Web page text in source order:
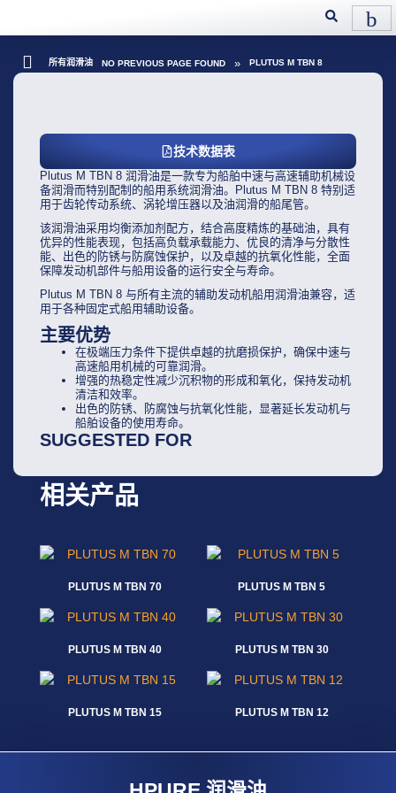
所有润滑油 NO PREVIOUS PAGE FOUND » PLUTUS M TBN 8
技术数据表
Plutus M TBN 8 润滑油是一款专为船舶中速与高速辅助机械设
备润滑而特别配制的船用系统润滑油。Plutus M TBN 8 特别适
用于齿轮传动系统、涡轮增压器以及油润滑的船尾管。
该润滑油采用均衡添加剂配方，结合高度精炼的基础油，具有
优异的性能表现，包括高负载承载能力、优良的清净与分散性
能、出色的防锈与防腐蚀保护，以及卓越的抗氧化性能，全面
保障发动机部件与船用设备的运行安全与寿命。
Plutus M TBN 8 与所有主流的辅助发动机船用润滑油兼容，适
用于各种固定式船用辅助设备。
主要优势
在极端压力条件下提供卓越的抗磨损保护，确保中速与
高速船用机械的可靠润滑。
增强的热稳定性减少沉积物的形成和氧化，保持发动机
清洁和效率。
出色的防锈、防腐蚀与抗氧化性能，显著延长发动机与
船舶设备的使用寿命。
SUGGESTED FOR
相关产品
PLUTUS M TBN 70 PLUTUS M TBN 5
PLUTUS M TBN 40 PLUTUS M TBN 30
PLUTUS M TBN 15 PLUTUS M TBN 12